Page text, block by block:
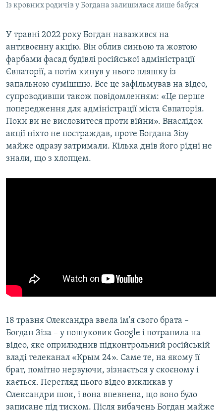
Із кровних родичів у Богдана залишилася лише бабуся
У травні 2022 року Богдан наважився на
антивоєнну акцію. Він облив синьою та жовтою
фарбами фасад будівлі російської адміністрації
Євпаторії, а потім кинув у нього пляшку із
запальною сумішшю. Все це зафільмував на відео,
супроводивши також повідомленням: «Це перше
попередження для адміністрації міста Євпаторія.
Поки ви не висловитеся проти війни». Внаслідок
акції ніхто не постраждав, проте Богдана Зізу
майже одразу затримали. Кілька днів його рідні не
знали, що з хлопцем.
18 травня Олександра ввела ім'я свого брата –
Богдан Зіза – у пошуковик Google і потрапила на
відео, яке оприлюднив підконтрольний російській
владі телеканал «Крым 24». Саме те, на якому її
брат, помітно нервуючи, зізнається у скоєному і
кається. Перегляд цього відео викликав у
Олександри шок, і вона впевнена, що воно було
записане під тиском. Після вибачень Богдан майже